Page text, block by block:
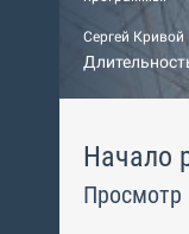
Сергей Кривой
Начало
Просмотр